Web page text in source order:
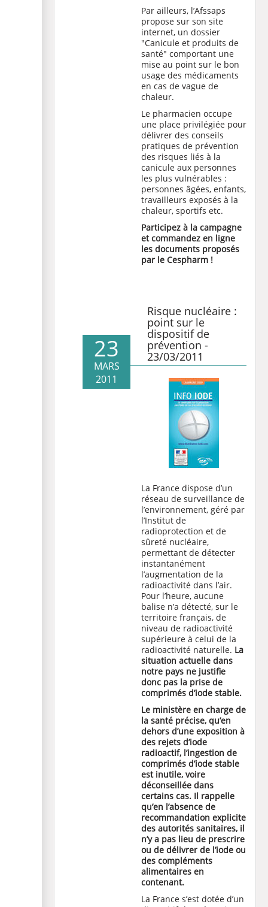
Par ailleurs, l’Afssaps
propose sur son site
internet, un dossier
"Canicule et produits de
santé" comportant une
mise au point sur le bon
usage des médicaments
en cas de vague de
chaleur.
Le pharmacien occupe
une place privilégiée pour
délivrer des conseils
pratiques de prévention
des risques liés à la
canicule aux personnes
les plus vulnérables :
personnes âgées, enfants,
travailleurs exposés à la
chaleur, sportifs etc.
Participez à la campagne
et commandez en ligne
les documents proposés
par le Cespharm !
Risque nucléaire :
point sur le
dispositif de
prévention -
23/03/2011
23
MARS
2011
La France dispose d’un
réseau de surveillance de
l’environnement, géré par
l’Institut de
radioprotection et de
sûreté nucléaire,
permettant de détecter
instantanément
l’augmentation de la
radioactivité dans l’air.
Pour l’heure, aucune
balise n’a détecté, sur le
territoire français, de
niveau de radioactivité
supérieure à celui de la
radioactivité naturelle. La
situation actuelle dans
notre pays ne justifie
donc pas la prise de
comprimés d’iode stable.
Le ministère en charge de
la santé précise, qu’en
dehors d’une exposition à
des rejets d’iode
radioactif, l’ingestion de
comprimés d’iode stable
est inutile, voire
déconseillée dans
certains cas. Il rappelle
qu’en l’absence de
recommandation explicite
des autorités sanitaires, il
n’y a pas lieu de prescrire
ou de délivrer de l’iode ou
des compléments
alimentaires en
contenant.
La France s’est dotée d’un